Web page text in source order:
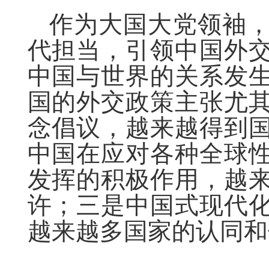
作为大国大党领袖
代担当，引领中国外
中国与世界的关系发
国的外交政策主张尤
念倡议，越来越得到
中国在应对各种全球
发挥的积极作用，越
许；三是中国式现代
越来越多国家的认同